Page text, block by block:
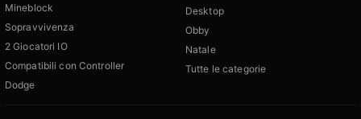
Mineblock
Sopravvivenza
2 Giocatori IO
Compatibili con Controller
Dodge
Desktop
Obby
Natale
Tutte le categorie